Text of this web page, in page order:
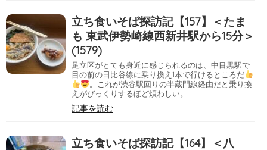
立ち食いそば探訪記【157】＜たま
も 東武伊勢崎線西新井駅から15分＞
(1579)
足立区がとても身近に感じられるのは、中目黒駅で
目の前の日比谷線に乗り換え1本で行けるところだ
。これが渋谷駅回りの半蔵門線経由だと乗り換
えがびっくりするほど煩わしい。 ……
記事を読む
立ち食いそば探訪記【164】＜八